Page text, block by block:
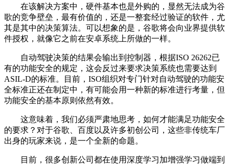
在该解决方案中，硬件基本也是外购的，显然无法成为谷
歌的竞争壁垒，最有价值的，还是一整套经过验证的软件，尤
其是其中的决策算法。可以想象的是，谷歌将会向业界提供软
件授权，就像它之前在安卓系统上所做的一样。
自动驾驶决策的结果会输出到控制器，根据ISO 26262已
有的功能安全的规定，这会反过来要求决策系统也需要达到
ASIL-D的标准。目前，ISO组织对专门针对自动驾驶的功能安
全标准正还在制定中，有可能会用一种新的标准进行考量，但
功能安全的基本原则依然有效。
这意味着，我们必须严肃地思考，如何才能满足功能安全
的要求？对于谷歌、百度以及许多初创公司，这些非传统车厂
出身的玩家来说，是一个全新的命题。
目前，很多创新公司都在使用深度学习加增强学习做端到